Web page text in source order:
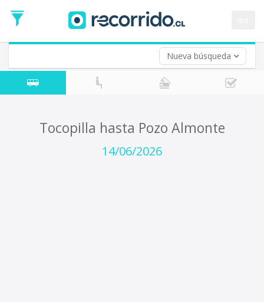
Nueva búsqueda
de
Ida
Vuelta (opcional)
Fecha
de
Tocopilla hasta Pozo Almonte
14/06/2026